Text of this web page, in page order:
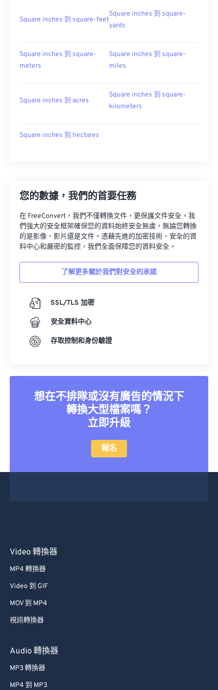
Square inches 到 square-feet
Square inches 到 square-
yards
Square inches 到 square-
meters
Square inches 到 square-
miles
Square inches 到 acres
Square inches 到 square-
kilometers
Square inches 到 hectares
您的數據，我們的首要任務
在 FreeConvert，我們不僅轉換文件，更保護文件安全。我
們強大的安全框架確保您的資料始終安全無虞，無論您轉換
的是影像、影片還是文件。憑藉先進的加密技術、安全的資
料中心和嚴密的監控，我們全面保障您的資料安全。
了解更多關於我們對安全的承諾
SSL/TLS 加密
安全資料中心
存取控制和身份驗證
想在不排隊或沒有廣告的情況下
轉換大型檔案嗎？
立即升級
報名
Video 轉換器
MP4 轉換器
Video 到 GIF
MOV 到 MP4
視訊轉換器
Audio 轉換器
MP3 轉換器
MP4 到 MP3